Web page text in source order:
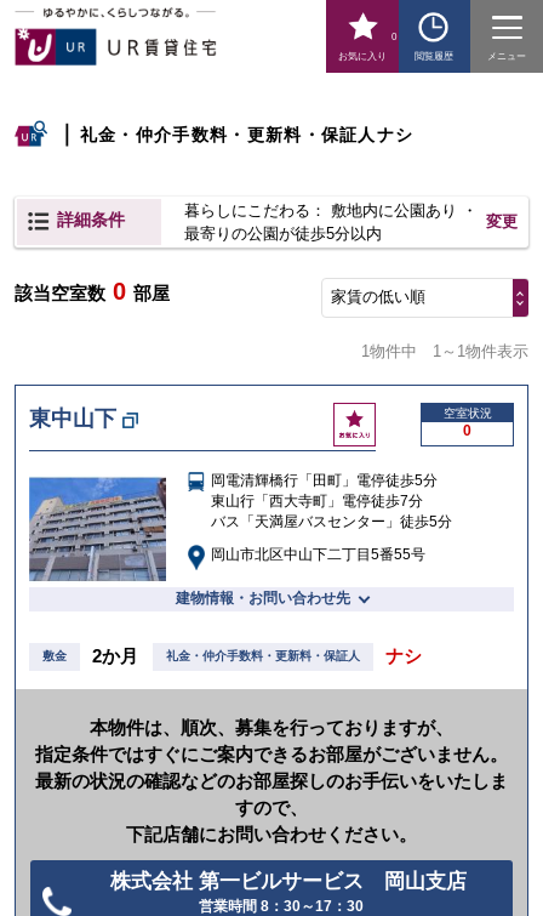
お気に入り
0
閲覧履歴
メニュー
礼金・仲介手数料・更新料・保証人ナシ
詳細条件
暮らしにこだわる： 敷地内に公園あり ・
最寄りの公園が徒歩5分以内
変更
該当空室数 0 部屋 家賃の低い順
1物件中 1～1物件表示
東中山下
お
気
入
り
空室状況
0
岡電清輝橋行「田町」電停徒歩5分
東山行「西大寺町」電停徒歩7分
バス「天満屋バスセンター」徒歩5分
岡山市北区中山下二丁目5番55号
建物情報・お問い合わせ先
敷金 2か月 礼金・仲介手数料・更新料・保証人 ナシ
本物件は、順次、募集を行っておりますが、
指定条件ではすぐにご案内できるお部屋がございません。
最新の状況の確認などのお部屋探しのお手伝いをいたしま
すので、
下記店舗にお問い合わせください。
株式会社 第一ビルサービス 岡山支店
営業時間 8：30～17：30